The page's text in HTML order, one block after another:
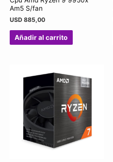
Am5 S/fan
USD 885,00
Añadir al carrito